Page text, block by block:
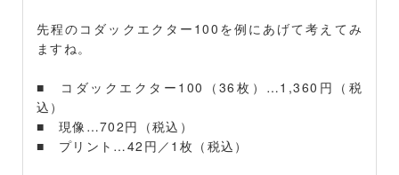
先程のコダックエクター100を例にあげて考えてみ
ますね。
■ コダックエクター100（36枚）…1,360円（税
込）
■ 現像…702円（税込）
■ プリント…42円／1枚（税込）